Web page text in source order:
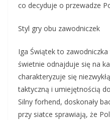
co decyduje o przewadze
Styl gry obu zawodniczek
Iga Świątek to
świetnie odnajduje się na
charakteryzuje się
taktyczną i umiejętnością
Silny forhend, doskonały
przy siatce sprawiają, że